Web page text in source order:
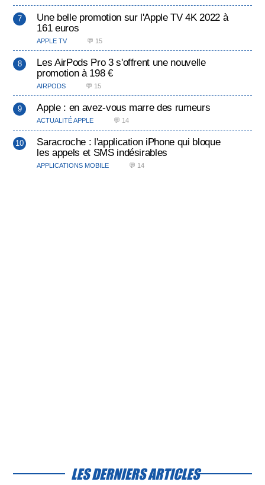
Une belle promotion sur l'Apple TV 4K 2022 à
161 euros
APPLE TV 💬 15
Les AirPods Pro 3 s'offrent une nouvelle
promotion à 198 €
AIRPODS 💬 15
Apple : en avez-vous marre des rumeurs
ACTUALITÉ APPLE 💬 14
Saracroche : l'application iPhone qui bloque
les appels et SMS indésirables
APPLICATIONS MOBILE 💬 14
LES DERNIERS ARTICLES